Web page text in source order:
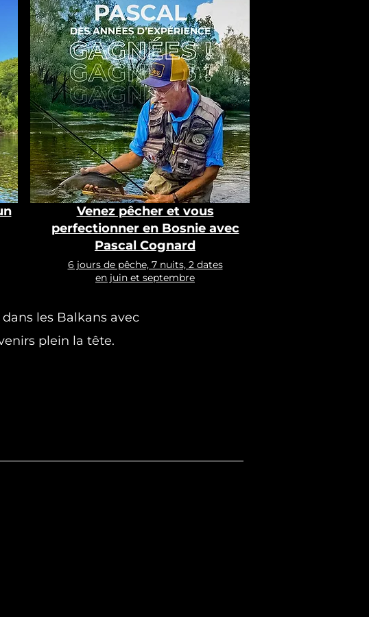
Venez pêcher et vous
perfectionner en Bosnie avec
Pascal Cognard
6 jours de pêche, 7 nuits, 2 dates
en juin et septembre
les Balkans avec
plein la tête.